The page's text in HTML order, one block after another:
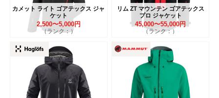
カメット ライト ゴアテックス ジャ
ケット
2,500〜5,000円
（ランク：）
リム ZT マウンテン ゴアテックス
プロ ジャケット
45,000〜55,000円
（ランク：）